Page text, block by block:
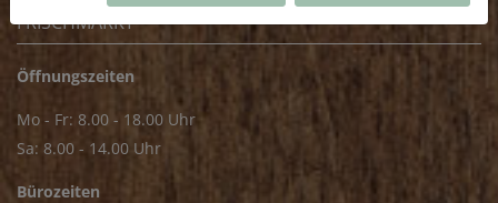
FRISCHMARKT
Öffnungszeiten
Mo - Fr: 8.00 - 18.00 Uhr
Sa: 8.00 - 14.00 Uhr
Bürozeiten